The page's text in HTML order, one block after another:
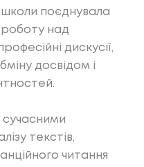
поєднувала
роботу над
дискусії,
досвідом і
сучасними
текстів,
читання